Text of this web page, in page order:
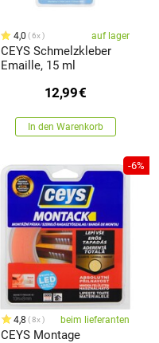
4,0 6x auf lager
CEYS Schmelzkleber
Emaille, 15 ml
12,99€
In den Warenkorb
-6%
4,8 8x beim lieferanten
CEYS Montage